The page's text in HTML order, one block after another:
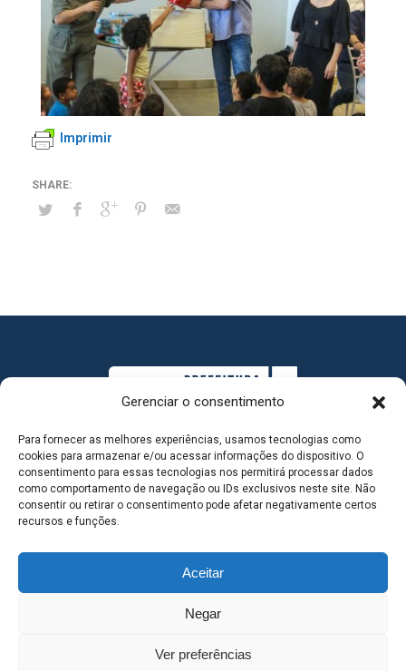
Gerenciar o consentimento
Para fornecer as melhores experiências, usamos tecnologias como
cookies para armazenar e/ou acessar informações do dispositivo. O
consentimento para essas tecnologias nos permitirá processar dados
como comportamento de navegação ou IDs exclusivos neste site. Não
consentir ou retirar o consentimento pode afetar negativamente certos
recursos e funções.
Aceitar
Negar
Ver preferências
Imprimir
MAPA DO SITE
SEDE DO ADMINISTRATIVO MUNICIPAL - Avenida